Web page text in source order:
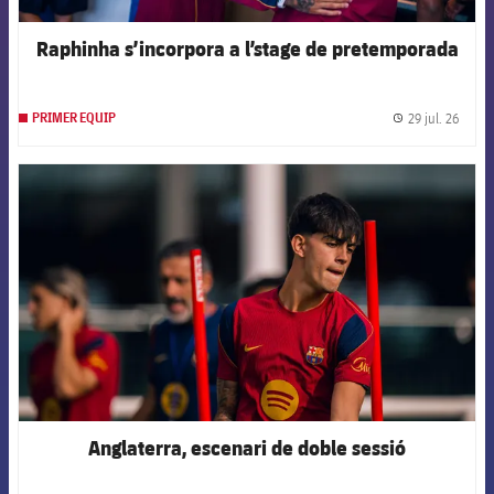
Raphinha s’incorpora a l’stage de pretemporada
PRIMER EQUIP 29 jul. 26
Anglaterra, escenari de doble sessió